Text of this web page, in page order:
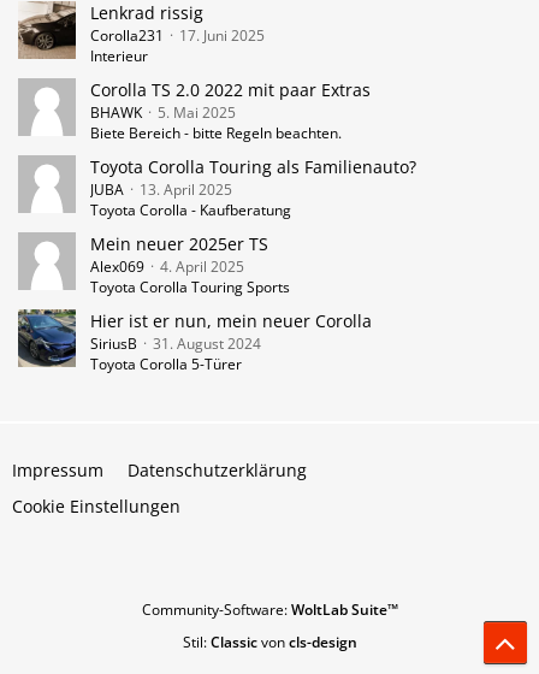
Lenkrad rissig
Corolla231
17. Juni 2025
Interieur
Corolla TS 2.0 2022 mit paar Extras
BHAWK
5. Mai 2025
Biete Bereich - bitte Regeln beachten.
Toyota Corolla Touring als Familienauto?
JUBA
13. April 2025
Toyota Corolla - Kaufberatung
Mein neuer 2025er TS
Alex069
4. April 2025
Toyota Corolla Touring Sports
Hier ist er nun, mein neuer Corolla
SiriusB
31. August 2024
Toyota Corolla 5-Türer
Impressum
Datenschutzerklärung
Cookie Einstellungen
Community-Software:WoltLab Suite™
Stil:Classicvoncls-design